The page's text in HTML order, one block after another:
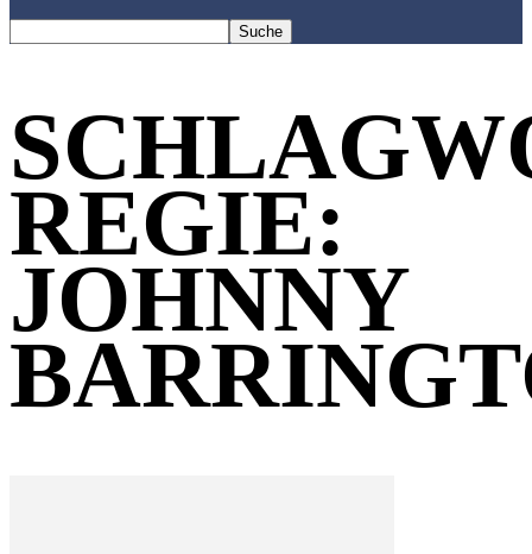
REGIE:
JOHNNY